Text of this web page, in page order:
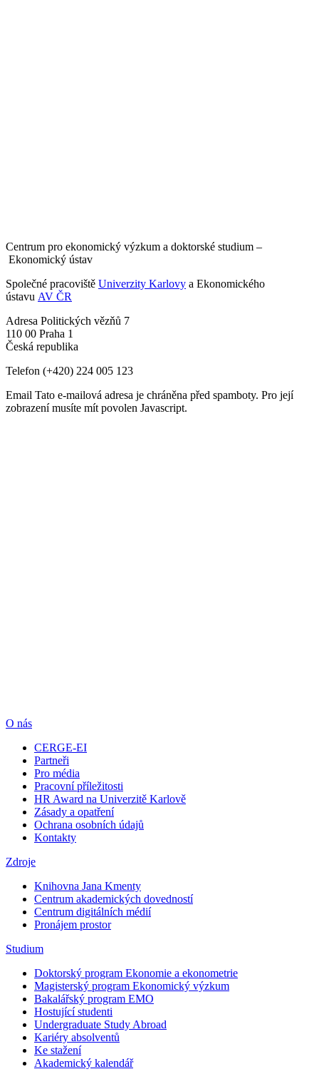
Centrum pro ekonomický výzkum a doktorské studium –
Ekonomický ústav
Společné pracoviště Univerzity Karlovy a Ekonomického
ústavu AV ČR
Adresa Politických vězňů 7
110 00 Praha 1
Česká republika
Telefon (+420) 224 005 123
Email Tato e-mailová adresa je chráněna před spamboty. Pro její
zobrazení musíte mít povolen Javascript.
O nás
CERGE-EI
Partneři
Pro média
Pracovní příležitosti
HR Award na Univerzitě Karlově
Zásady a opatření
Ochrana osobních údajů
Kontakty
Zdroje
Knihovna Jana Kmenty
Centrum akademických dovedností
Centrum digitálních médií
Pronájem prostor
Studium
Doktorský program Ekonomie a ekonometrie
Magisterský program Ekonomický výzkum
Bakalářský program EMO
Hostující studenti
Undergraduate Study Abroad
Kariéry absolventů
Ke stažení
Akademický kalendář